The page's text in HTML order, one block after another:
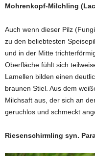
Mohrenkopf-Milchling
Auch wenn dieser Pilz
zu den beliebtesten
und in der Mitte
Oberfläche fühlt sich
Lamellen bilden einen
braunen Stiel. Aus dem
Milchsaft aus, der sich an
geruchlos und schmeckt
Riesenschirmling syn.